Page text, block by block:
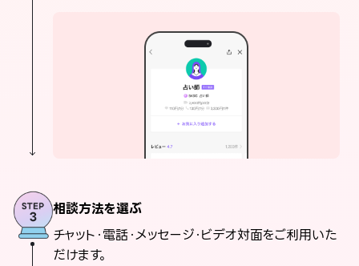
相談方法を選ぶ
チャット・電話・メッセージ・ビデオ対面をご利用いた
だけます。